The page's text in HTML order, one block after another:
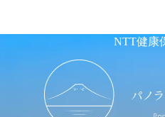
NTT健康